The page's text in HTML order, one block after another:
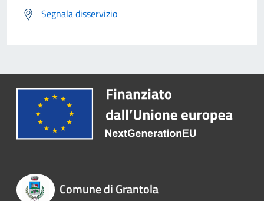
Segnala disservizio
Comune di Grantola